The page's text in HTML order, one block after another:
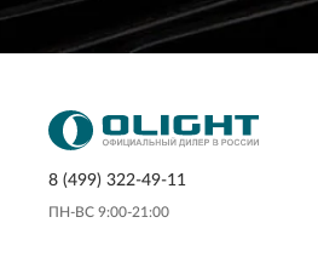
8 (499) 322-49-11
ПН-ВС 9:00-21:00